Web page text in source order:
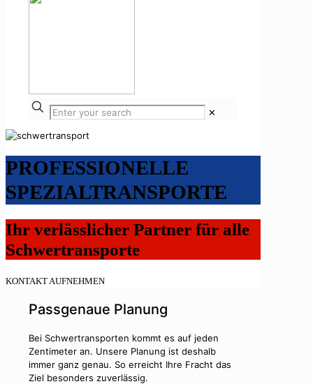
✕
PROFESSIONELLE
SPEZIALTRANSPORTE
Ihr verlässlicher Partner für alle
Schwertransporte
KONTAKT AUFNEHMEN
Passgenaue Planung
Bei Schwertransporten kommt es auf jeden
Zentimeter an. Unsere Planung ist deshalb
immer ganz genau. So erreicht Ihre Fracht das
Ziel besonders zuverlässig.